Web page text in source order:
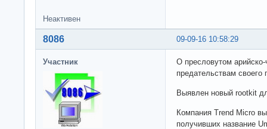
Неактивен
09-09-16 10:58:29
8086
Участник
О пресловутом
предательствам своего
Выявлен новый rootkit
Компания Trend Micro
получивших название